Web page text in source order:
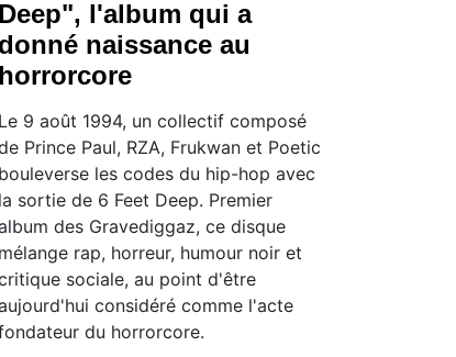
Deep", l'album qui a
donné naissance au
horrorcore
Le 9 août 1994, un collectif composé
Prince Paul, RZA, Frukwan et Poetic
bouleverse les codes du hip-hop avec
la sortie de 6 Feet Deep. Premier
des Gravediggaz, ce disque
mélange rap, horreur, humour noir et
sociale, au point d'être
considéré comme l'acte
du horrorcore.